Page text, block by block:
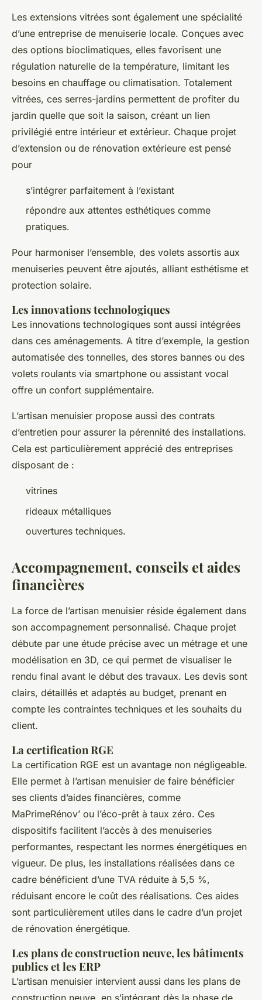
Les extensions vitrées sont également une spécialité
d’une entreprise de menuiserie locale. Conçues avec
des options bioclimatiques, elles favorisent une
régulation naturelle de la température, limitant les
besoins en chauffage ou climatisation. Totalement
vitrées, ces serres-jardins permettent de profiter du
jardin quelle que soit la saison, créant un lien
privilégié entre intérieur et extérieur. Chaque projet
d’extension ou de rénovation extérieure est pensé
pour
s’intégrer parfaitement à l’existant
répondre aux attentes esthétiques comme
pratiques.
Pour harmoniser l’ensemble, des volets assortis aux
menuiseries peuvent être ajoutés, alliant esthétisme et
protection solaire.
Les innovations technologiques
Les innovations technologiques sont aussi intégrées
dans ces aménagements. A titre d’exemple, la gestion
automatisée des tonnelles, des stores bannes ou des
volets roulants via smartphone ou assistant vocal
offre un confort supplémentaire.
L’artisan menuisier propose aussi des contrats
d’entretien pour assurer la pérennité des installations.
Cela est particulièrement apprécié des entreprises
disposant de :
vitrines
rideaux métalliques
ouvertures techniques.
Accompagnement, conseils et aides
financières
La force de l’artisan menuisier réside également dans
son accompagnement personnalisé. Chaque projet
débute par une étude précise avec un métrage et une
modélisation en 3D, ce qui permet de visualiser le
rendu final avant le début des travaux. Les devis sont
clairs, détaillés et adaptés au budget, prenant en
compte les contraintes techniques et les souhaits du
client.
La certification RGE
La certification RGE est un avantage non négligeable.
Elle permet à l’artisan menuisier de faire bénéficier
ses clients d’aides financières, comme
MaPrimeRénov’ ou l’éco-prêt à taux zéro. Ces
dispositifs facilitent l’accès à des menuiseries
performantes, respectant les normes énergétiques en
vigueur. De plus, les installations réalisées dans ce
cadre bénéficient d’une TVA réduite à 5,5 %,
réduisant encore le coût des réalisations. Ces aides
sont particulièrement utiles dans le cadre d’un projet
de rénovation énergétique.
Les plans de construction neuve, les bâtiments
publics et les ERP
L’artisan menuisier intervient aussi dans les plans de